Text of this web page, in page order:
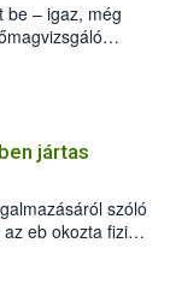
be – igaz, még
Győző által
jártas
szóló
eb okozta fizikai
felmerülő
és annak